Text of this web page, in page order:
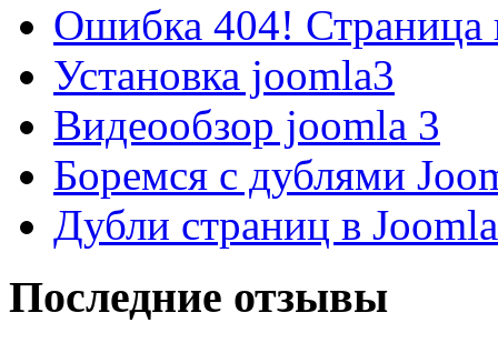
Ошибка 404! Страница
Установка joomla3
Видеообзор joomla 3
Боремся с дублями
Дубли страниц в
Последние отзывы